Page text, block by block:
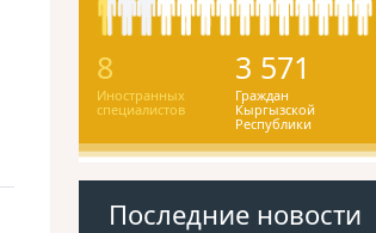
8
Иностранных
специалистов
3 571
Граждан
Кыргызской
Республики
Последние новости